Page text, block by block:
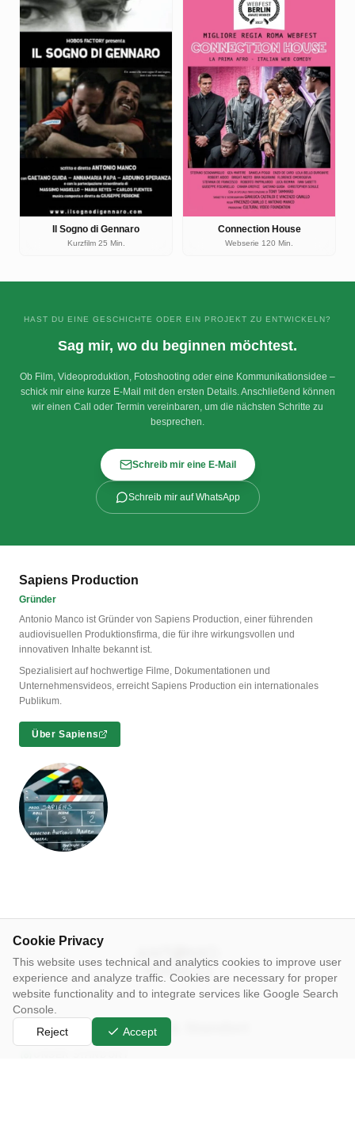
Il Sogno di Gennaro
Kurzfilm 25 Min.
Connection House
Webserie 120 Min.
HAST DU EINE GESCHICHTE ODER EIN PROJEKT ZU ENTWICKELN?
Sag mir, wo du beginnen möchtest.
Ob Film, Videoproduktion, Fotoshooting oder eine Kommunikationsidee –
schick mir eine kurze E-Mail mit den ersten Details. Anschließend können
wir einen Call oder Termin vereinbaren, um die nächsten Schritte zu
besprechen.
Schreib mir eine E-Mail
Schreib mir auf WhatsApp
Sapiens Production
Gründer
Antonio Manco ist Gründer von Sapiens Production, einer führenden
audiovisuellen Produktionsfirma, die für ihre wirkungsvollen und
innovativen Inhalte bekannt ist.
Spezialisiert auf hochwertige Filme, Dokumentationen und
Unternehmensvideos, erreicht Sapiens Production ein internationales
Publikum.
Über Sapiens
Kontakt & Standort
Cookie Privacy
This website uses technical and analytics cookies to improve user
experience and analyze traffic. Cookies are necessary for proper
website functionality and to integrate services like Google Search
Console.
Reject
Accept